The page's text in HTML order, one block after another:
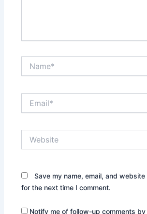
Save my name, email, and
for the next time I comment.
Notify me of follow-up comments by